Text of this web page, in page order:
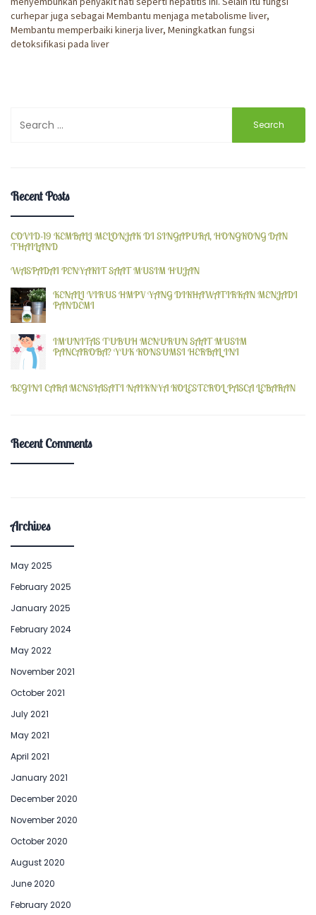
curhepar juga sebagai Membantu menjaga metabolisme liver,
Membantu memperbaiki kinerja liver, Meningkatkan fungsi
detoksifikasi pada liver
for:
Recent Posts
COVID-19 KEMBALI MELONJAK DI SINGAPURA, HONGKONG DAN
THAILAND
WASPADAI PENYAKIT SAAT MUSIM HUJAN
KENALI VIRUS HMPV YANG DIKHAWATIRKAN MENJADI
PANDEMI
IMUNITAS TUBUH MENURUN SAAT MUSIM
PANCAROBA? YUK KONSUMSI HERBAL INI
BEGINI CARA MENSIASATI NAIKNYA KOLESTEROL PASCA LEBARAN
Recent Comments
Archives
May 2025
February 2025
January 2025
February 2024
May 2022
November 2021
October 2021
July 2021
May 2021
April 2021
January 2021
December 2020
November 2020
October 2020
August 2020
June 2020
February 2020